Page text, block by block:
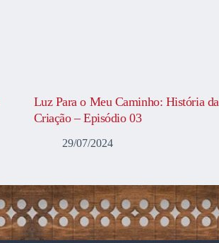
Luz Para o Meu Caminho: História da
Criação – Episódio 03
29/07/2024